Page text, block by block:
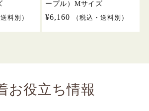
料別）
ープル）Mサイズ
通
¥6,160 （税込・送料別）
お役立ち情報